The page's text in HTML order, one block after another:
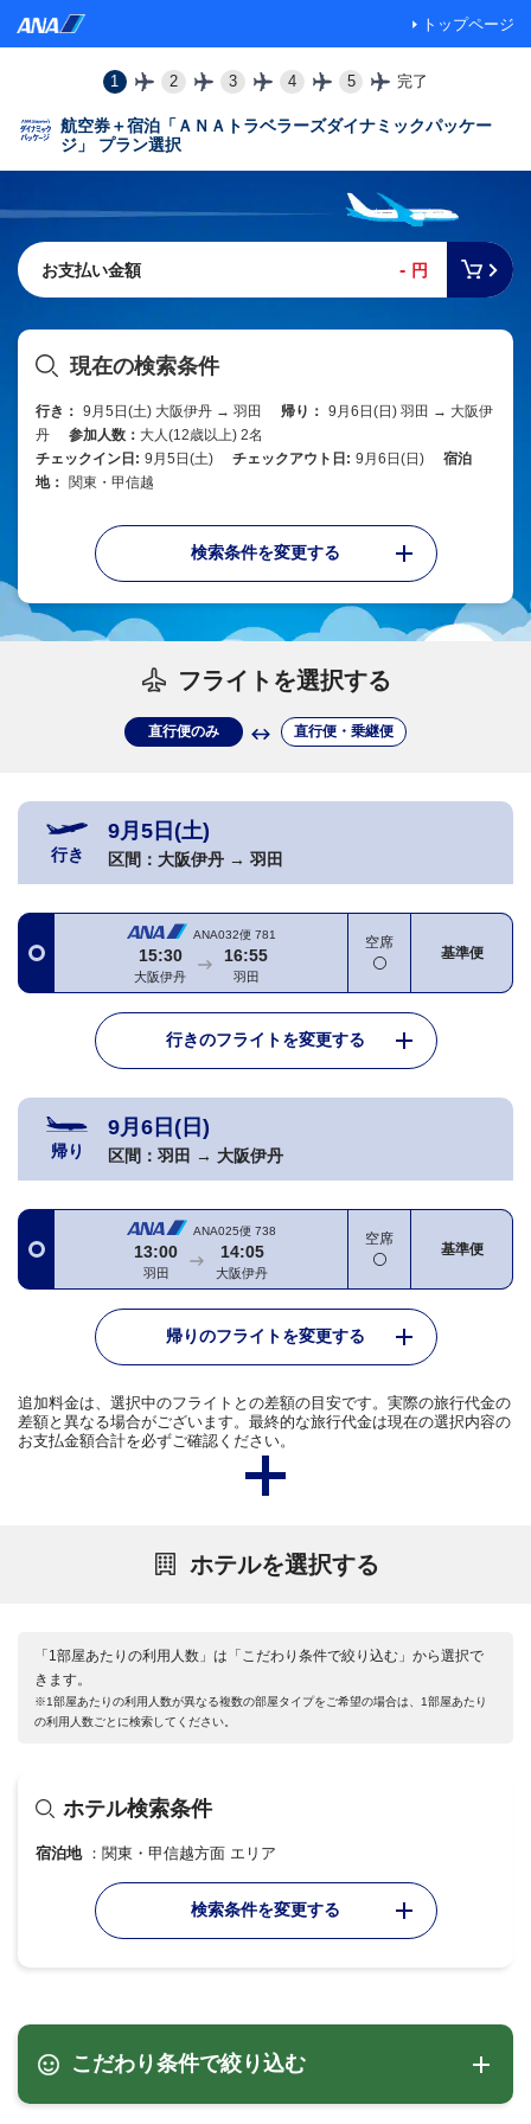
トップページ
1 2 3 4 5 完了
航空券＋宿泊「ＡＮＡトラベラーズダイナミックパッケー
ジ」 プラン選択
お支払い金額 - 円
現在の検索条件
行き： 9月5日(土) 大阪伊丹 → 羽田 帰り： 9月6日(日) 羽田 → 大阪伊
丹
参加人数： 大人(12歳以上) 2名
チェックイン日: 9月5日(土) チェックアウト日: 9月6日(日)
宿泊
地：
関東・甲信越
検索条件を変更する
フライトを選択する
直行便のみ 直行便・乗継便
行き
9月5日(土)
区間： 大阪伊丹 → 羽田
ANA032便 781
15:30
大阪伊丹
16:55
羽田
空席
基準便
行きのフライトを変更する
帰り
9月6日(日)
区間： 羽田 → 大阪伊丹
ANA025便 738
13:00
羽田
14:05
大阪伊丹
空席
基準便
帰りのフライトを変更する
追加料金は、選択中のフライトとの差額の目安です。実際の旅行代金の
差額と異なる場合がございます。最終的な旅行代金は現在の選択内容の
お支払金額合計を必ずご確認ください。
ホテルを選択する
「1部屋あたりの利用人数」は「こだわり条件で絞り込む」から選択で
きます。
※1部屋あたりの利用人数が異なる複数の部屋タイプをご希望の場合は、1部屋あたり
の利用人数ごとに検索してください。
ホテル検索条件
宿泊地 関東・甲信越方面 エリア
検索条件を変更する
こだわり条件で絞り込む